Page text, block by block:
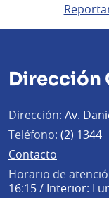
Dirección
Dirección: Av.
Teléfono: (2) 1344
Contacto
Horario de
16:15 / Interior: